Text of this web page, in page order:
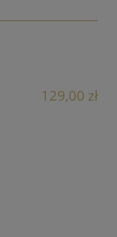
129,00 zł